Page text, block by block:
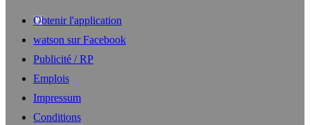
Obtenir l'application
watson sur Facebook
Publicité / RP
Emplois
Impressum
Conditions